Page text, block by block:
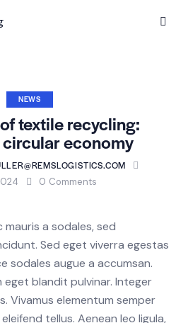
NEWS
textile recycling:
economy
0 Comments
a sodales, sed
Sed eget viverra egestas
sodales augue a accumsan.
eget blandit pulvinar. Integer
Vivamus elementum semper
tellus. Aenean leo ligula,